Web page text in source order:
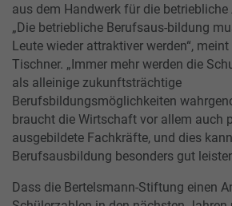
aus dem Handwerk für die
„Die betriebliche Berufsaus-bildung
Leute wieder attraktiver werden“,
Tischner. „Immer mehr werden die
als alleinige zukunftsträchtige
Berufsbildungsmöglichkeiten
braucht die Wirtschaft vor allem auch
ausgebildete Fachkräfte, und dies
Berufsausbildung besonders gut
Dass die Bertelsmann-Stiftung einen